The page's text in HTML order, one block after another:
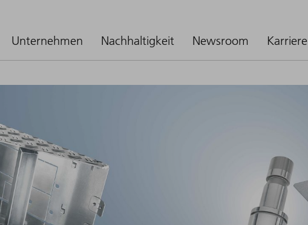
Unternehmen Nachhaltigkeit Newsroom Karriere